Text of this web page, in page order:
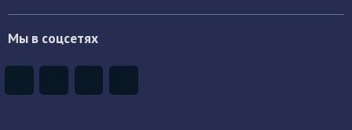
Мы в соцсетях